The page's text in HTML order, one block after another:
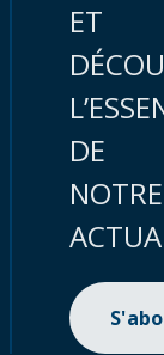
ET
DE
NOTRE